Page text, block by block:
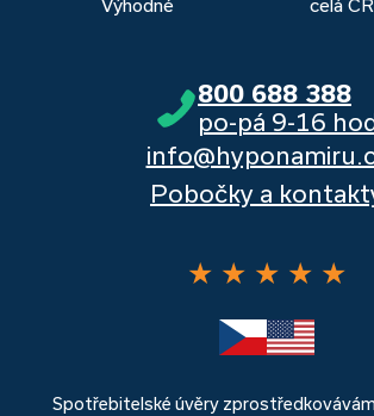
Výhodné
celá
800 688 388
po-pá 9-16
Pobočky a
★ ★ ★ ★ ★
Spotřebitelské úvěry